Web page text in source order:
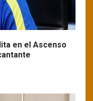
en el Ascenso